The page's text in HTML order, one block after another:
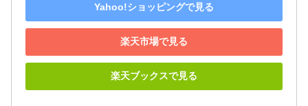
Yahoo!ショッピングで見る
楽天市場で見る
楽天ブックスで見る